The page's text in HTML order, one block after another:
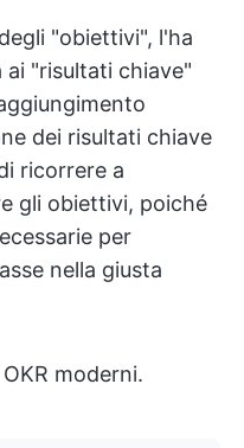
"obiettivi", l'ha
"risultati chiave"
dei risultati chiave
ricorrere a
gli obiettivi, poiché
per
nella giusta
moderni.